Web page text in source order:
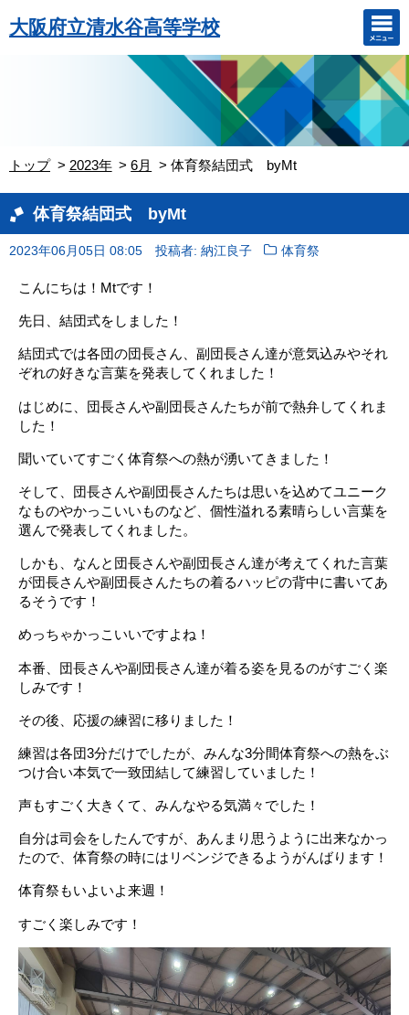
大阪府立清水谷高等学校
トップ 2023年 6月 体育祭結団式 byMt
体育祭結団式 byMt
2023年06月05日 08:05 投稿者: 納江良子 体育祭
こんにちは！ Mtです！
先日、結団式をしました！
結団式では各団の団長さん、 副団長さん達が意気込みやそれ
ぞれの好きな言葉を発表してくれま した！
はじめに、団長さんや副団長さんたちが前で熱弁してくれま
した！
聞いていてすごく体育祭への熱が湧いてきました！
そして、 団長さんや副団長さんたちは思いを込めてユニーク
なものやかっこ いいものなど、 個性溢れる素晴らしい言葉を
選んで発表してくれました。
しかも、 なんと団長さんや副団長さん達が考えてくれた言葉
が団長さんや副 団長さんたちの着るハッピの背中に書いてあ
るそうです！
めっちゃかっこいいですよね！
本番、 団長さんや副団長さん達が着る姿を見るのがすごく楽
しみです！
その後、応援の練習に移りました！
練習は各団3分だけでしたが、みんな3分間体育祭への熱をぶ
つけ合い本気で一致団結して練習していました！
声もすごく大きくて、みんなやる気満々でした！
自分は司会をしたんですが、 あんまり思うように出来なかっ
たので、 体育祭の時にはリベンジできるようがんばります！
体育祭もいよいよ来週！
すごく楽しみです！